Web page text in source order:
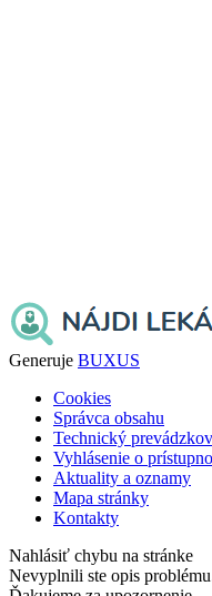
Generuje BUXUS
Cookies
Správca obsahu
Technický
Vyhlásenie o
Aktuality a oznamy
Mapa stránky
Kontakty
Nahlásiť chybu na stránke
Nevyplnili ste opis